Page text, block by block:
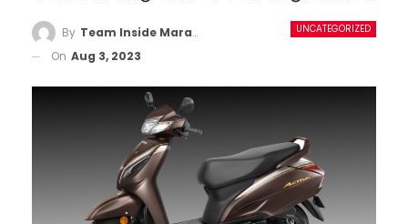
UNCATEGORIZED
By Team Inside Marathi
On Aug 3, 2023